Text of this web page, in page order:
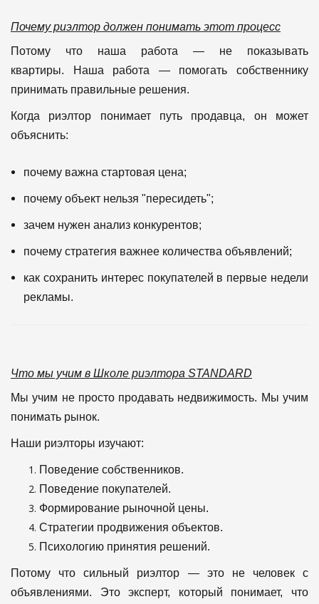
Почему риэлтор должен понимать этот процесс
Потому что наша работа — не показывать
квартиры.
Наша работа — помогать собственнику
принимать правильные решения.
Когда риэлтор понимает путь продавца, он может
объяснить:
почему важна стартовая цена;
почему объект нельзя "пересидеть";
зачем нужен анализ конкурентов;
почему стратегия важнее количества объявлений;
как сохранить интерес покупателей в первые недели
рекламы.
Что мы учим в Школе риэлтора STANDARD
Мы учим не просто продавать недвижимость. Мы учим
понимать рынок.
Наши риэлторы изучают:
Поведение собственников.
Поведение покупателей.
Формирование рыночной цены.
Стратегии продвижения объектов.
Психологию принятия решений.
Потому что сильный риэлтор — это не человек с
объявлениями. Это эксперт, который понимает, что